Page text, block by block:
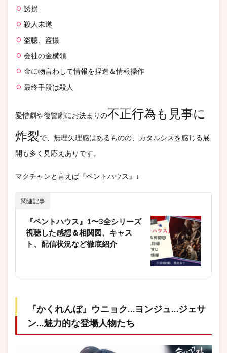
誘拐
殺人未遂
盗聴、盗撮
会社の金横領
金に物言わして情報を捏造＆情報操作
最終手段は殺人
愛憎劇や復讐劇にお決まりの不正行為も見事に
炸裂で、無理矢理感はあるものの、カタルシスを感じる展
開も多く見応えありです。
マクチャンと言えば『ペントハウス』↓
関連記事
『ペントハウス』1〜3全シリーズ
視聴した感想＆相関図、キャス
ト、配信状況など徹底紹介
『かくれんぼ』ウニョク…ヨンジュ…ジェサ
ン…魅力的な登場人物たち